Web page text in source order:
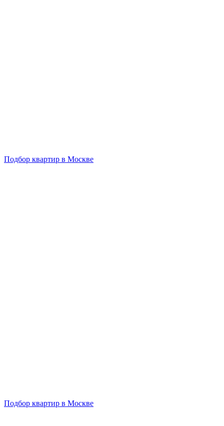
Подбор квартир в Москве
Подбор квартир в Москве